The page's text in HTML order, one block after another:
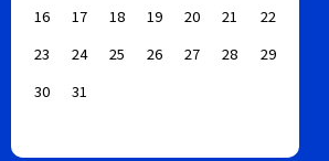
16
17 18 19 20 21
22
23
24 25 26 27 28
29
30
31